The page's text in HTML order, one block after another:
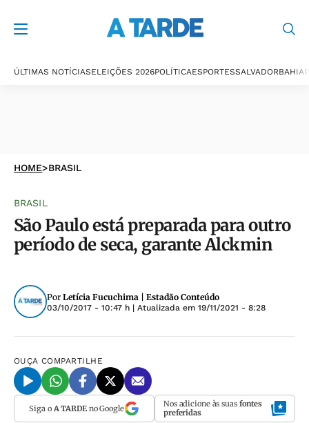
ÚLTIMAS NOTÍCIASELEIÇÕES 2026POLÍTICAESPORTESSALVADORBAHIA
HOME>BRASIL
BRASIL
São Paulo está preparada para outro
período de seca, garante Alckmin
Por Letícia Fucuchima | Estadão Conteúdo
03/10/2017 - 10:47 h | Atualizada em 19/11/2021 - 8:28
OUÇA COMPARTILHE
Siga o A TARDEno Google Nos adicione às suas fontes
preferidas